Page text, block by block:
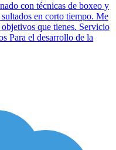
con técnicas de boxeo y
en corto tiempo. Me
que tienes. Servicio
Para el desarrollo de la